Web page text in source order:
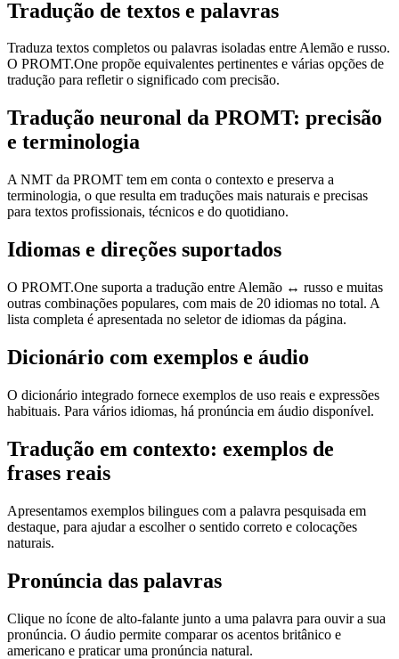
Tradução de textos e palavras
Traduza textos completos ou palavras isoladas entre Alemão e russo.
O PROMT.One propõe equivalentes pertinentes e várias opções de
tradução para refletir o significado com precisão.
Tradução neuronal da PROMT: precisão
e terminologia
A NMT da PROMT tem em conta o contexto e preserva a
terminologia, o que resulta em traduções mais naturais e precisas
para textos profissionais, técnicos e do quotidiano.
Idiomas e direções suportados
O PROMT.One suporta a tradução entre Alemão ↔ russo e muitas
outras combinações populares, com mais de 20 idiomas no total. A
lista completa é apresentada no seletor de idiomas da página.
Dicionário com exemplos e áudio
O dicionário integrado fornece exemplos de uso reais e expressões
habituais. Para vários idiomas, há pronúncia em áudio disponível.
Tradução em contexto: exemplos de
frases reais
Apresentamos exemplos bilingues com a palavra pesquisada em
destaque, para ajudar a escolher o sentido correto e colocações
naturais.
Pronúncia das palavras
Clique no ícone de alto-falante junto a uma palavra para ouvir a sua
pronúncia. O áudio permite comparar os acentos britânico e
americano e praticar uma pronúncia natural.